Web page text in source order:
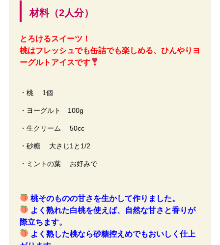
材料（2人分）
とろけるスイーツ！
桃はフレッシュでも缶詰でも楽しめる、ひんやりヨ
ーグルトアイスです
・桃 1個
・ヨーグルト 100g
・生クリーム 50cc
・砂糖 大さじ1と1/2
・ミントの葉 お好みで
桃そのものの甘さを生かして作りました。
よく熟れた白桃を使えば、自然な甘さと香りが
際立ちます。
よく熟した桃なら砂糖控えめでもおいしく仕上